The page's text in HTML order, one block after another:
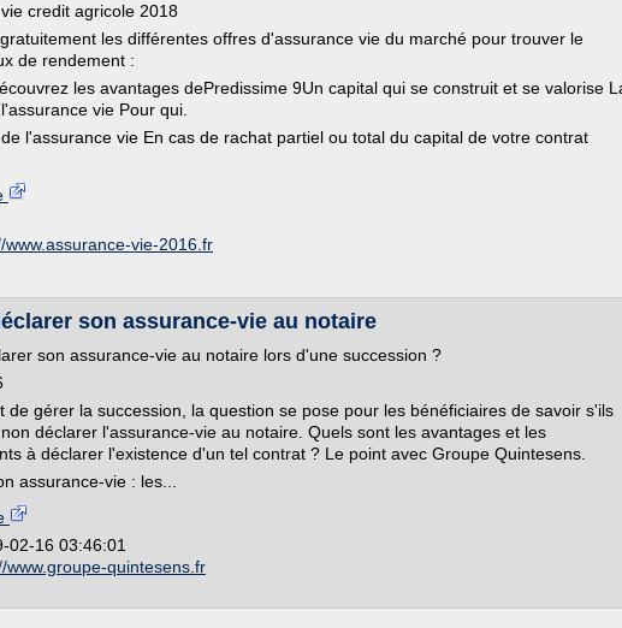
credit agricole 2018
les différentes offres d'assurance vie du marché pour trouver le
de rendement :
les avantages dePredissime 9Un capital qui se construit et se valorise
vie Pour qui.
l'assurance vie En cas de rachat partiel ou total du capital de votre contrat
www.assurance-vie-2016.fr
son assurance-vie au notaire
son assurance-vie au notaire lors d'une succession ?
de gérer la succession, la question se pose pour les bénéficiaires de savoir s'ils
déclarer l'assurance-vie au notaire. Quels sont les avantages et les
à déclarer l'existence d'un tel contrat ? Le point avec Groupe Quintesens.
assurance-vie : les...
02-16 03:46:01
www.groupe-quintesens.fr